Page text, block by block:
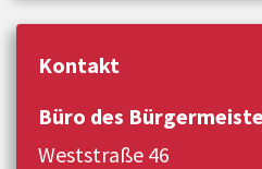
Kontakt
Büro des
Weststraße 46